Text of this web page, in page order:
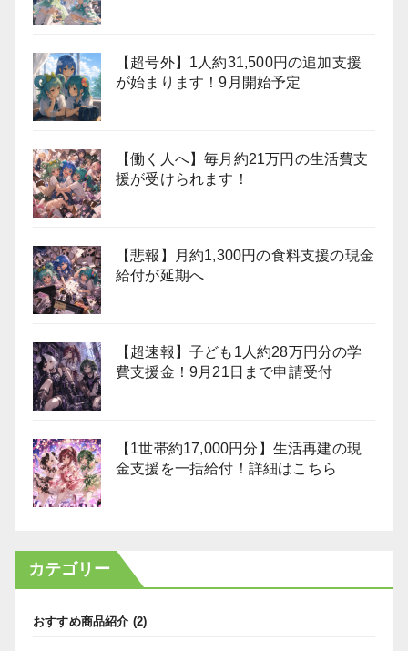
【超号外】1人約31,500円の追加支援
が始まります！9月開始予定
【働く人へ】毎月約21万円の生活費支
援が受けられます！
【悲報】月約1,300円の食料支援の現金
給付が延期へ
【超速報】子ども1人約28万円分の学
費支援金！9月21日まで申請受付
【1世帯約17,000円分】生活再建の現
金支援を一括給付！詳細はこちら
カテゴリー
おすすめ商品紹介 (2)